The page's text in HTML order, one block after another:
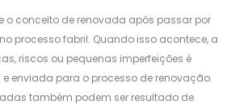
o conceito de renovada após passar por
processo fabril. Quando isso acontece, a
riscos ou pequenas imperfeições é
e enviada para o processo de renovação.
também podem ser resultado de